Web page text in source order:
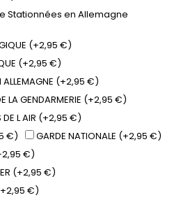
Stationnées en Allemagne
(+2,95 €)
(+2,95 €)
ALLEMAGNE (+2,95 €)
LA GENDARMERIE (+2,95 €)
DE L AIR (+2,95 €)
€)
GARDE NATIONALE (+2,95 €)
€)
(+2,95 €)
(+2,95 €)